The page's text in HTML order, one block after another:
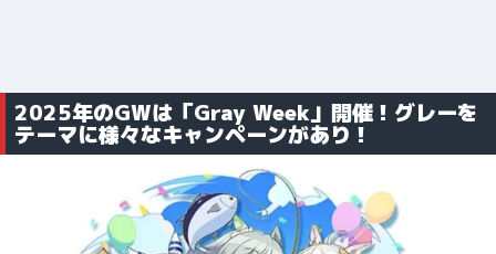
2025年のGWは「Gray Week」開催！グレーを
テーマに様々なキャンペーンがあり！